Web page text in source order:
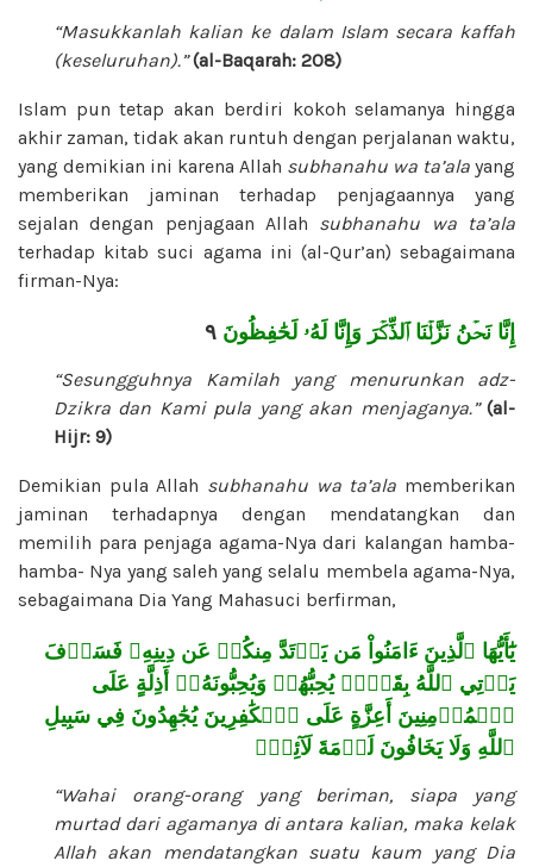
“Masukkanlah kalian ke dalam Islam secara kaffah
(keseluruhan).”(al-Baqarah: 208)
Islam pun tetap akan berdiri kokoh selamanya hingga
akhir zaman, tidak akan runtuh dengan perjalanan waktu,
yang demikian ini karena Allah subhanahu wa ta’ala yang
memberikan jaminan terhadap penjagaannya yang
sejalan dengan penjagaan Allah subhanahu wa ta’ala
terhadap kitab suci agama ini (al-Qur’an) sebagaimana
firman-Nya:
إِنَّا نَحۡنُ نَزَّلۡنَا ٱلذِّكۡرَ وَإِنَّا لَهُۥ لَحَٰفِظُونَ
“Sesungguhnya Kamilah yang menurunkan adz-
Dzikra dan Kami pula yang akan menjaganya.” (al-
Hijr: 9)
Demikian pula Allah subhanahu wa ta’ala memberikan
jaminan terhadapnya dengan mendatangkan dan
memilih para penjaga agama-Nya dari kalangan hamba-
hamba- Nya yang saleh yang selalu membela agama-Nya,
sebagaimana Dia Yang Mahasuci berfirman,
يَٰٓأَيُّهَا ٱلَّذِينَ ءَامَنُواْ مَن يَرۡتَدَّ مِنكُمۡ عَن دِينِهِۦ فَسَوۡفَ
يَأۡتِي ٱللَّهُ بِقَوۡمٖ يُحِبُّهُمۡ وَيُحِبُّونَهُۥٓ أَذِلَّةٍ عَلَى
ٱلۡمُؤۡمِنِينَ أَعِزَّةٍ عَلَى ٱلۡكَٰفِرِينَ يُجَٰهِدُونَ فِي سَبِيلِ
ٱللَّهِ وَلَا يَخَافُونَ لَوۡمَةَ لَآئِمٖۚ
“Wahai orang-orang yang beriman, siapa yang
murtad dari agamanya di antara kalian, maka kelak
Allah akan mendatangkan suatu kaum yang Dia